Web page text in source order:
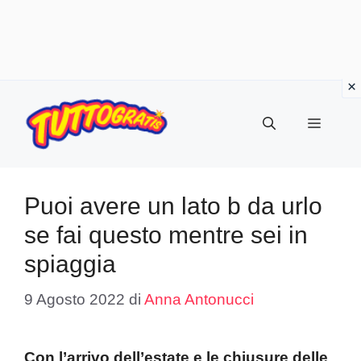
contenuto
Menu
Puoi avere un lato b da urlo
se fai questo mentre sei in
spiaggia
9 Agosto 2022 di Anna Antonucci
Con l’arrivo dell’estate e le chiusure delle